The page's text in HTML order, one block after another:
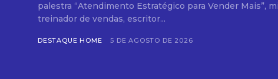
palestra “Atendimento Estratégico para Vender Mais”,
treinador de vendas, escritor...
DESTAQUE HOME 5 DE AGOSTO DE 2026